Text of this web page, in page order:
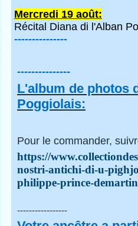
Mercredi 19 août:
Récital Diana di l'Alban
---------------
---------------
L'album de photos
Poggiolais:
Pour le commander,
https://
nostri-antichi-di-u-
philippe-prince-
-----------------